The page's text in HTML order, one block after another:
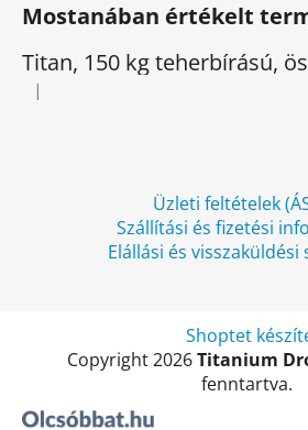
Mostanában értékelt
A termék értékelése 5-ből 5 csillag.
|
Üzleti feltételek
Szállítási és fizetési
Elállási és visszaküldési
Shoptet
Copyright 2026Titanium
fenntartva.